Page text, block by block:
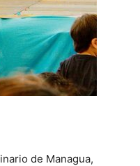
de Managua,